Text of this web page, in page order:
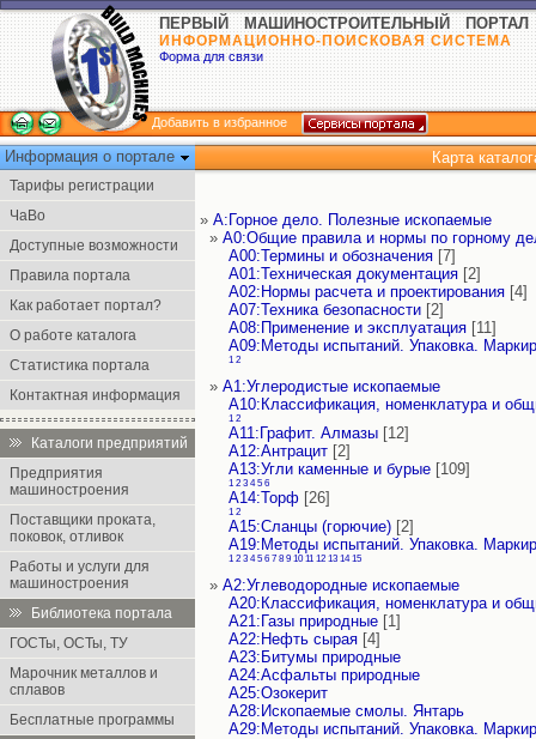
ПЕРВЫЙ МАШИНОСТРОИТЕЛЬНЫЙ ПОРТАЛ
ИНФОРМАЦИОННО-ПОИСКОВАЯ СИСТЕМА
Форма для связи
Добавить в избранное
Информация о портале
Тарифы регистрации
ЧаВо
Доступные возможности
Правила портала
Как работает портал?
О работе каталога
Статистика портала
Контактная информация
Каталоги предприятий
Предприятия
машиностроения
Поставщики проката,
поковок, отливок
Работы и услуги для
машиностроения
Библиотека портала
ГОСТы, ОСТы, ТУ
Марочник металлов и
сплавов
Бесплатные программы
Карта
» А:Горное дело. Полезные ископаемые
» А0:Общие правила и нормы по горному
А00:Термины и обозначения [7]
А01:Техническая документация [2]
А02:Нормы расчета и проектирования [4]
А07:Техника безопасности [2]
А08:Применение и эксплуатация [11]
А09:Методы испытаний. Упаковка.
1 2
» А1:Углеродистые ископаемые
А10:Классификация, номенклатура и
1 2
А11:Графит. Алмазы [12]
А12:Антрацит [2]
А13:Угли каменные и бурые [109]
1 2 3 4 5 6
А14:Торф [26]
1 2
А15:Сланцы (горючие) [2]
А19:Методы испытаний. Упаковка.
1 2 3 4 5 6 7 8 9 10 11 12 13 14 15
» А2:Углеводородные ископаемые
А20:Классификация, номенклатура и
А21:Газы природные [1]
А22:Нефть сырая [4]
А23:Битумы природные
А24:Асфальты природные
А25:Озокерит
А28:Ископаемые смолы. Янтарь
А29:Методы испытаний. Упаковка.